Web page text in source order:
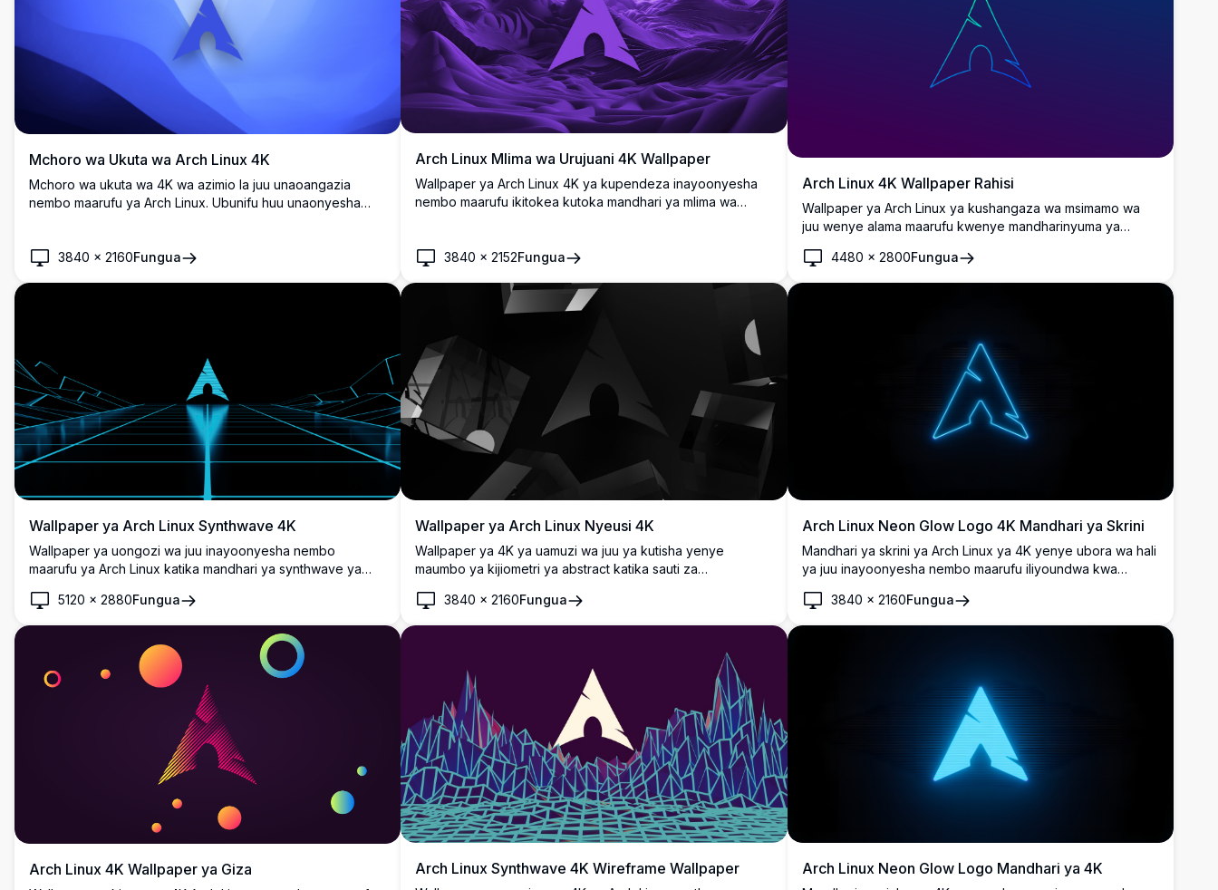
Mchoro wa Ukuta wa Arch Linux 4K
Mchoro wa ukuta wa 4K wa azimio la juu unaoangazia
nembo maarufu ya Arch Linux. Ubunifu huu unaonyesha
mandhari ya eneo-kazi ya minimalistic na maridadi.
3840 × 2160Fungua
Arch Linux Mlima wa Urujuani 4K Wallpaper
Wallpaper ya Arch Linux 4K ya kupendeza inayoonyesha
nembo maarufu ikitokea kutoka mandhari ya mlima wa
skrini za desktop na simu zinazotafuta urembo wa
3840 ×2152Fungua
Arch Linux 4K Wallpaper Rahisi
Wallpaper ya Arch Linux ya kushangaza wa msimamo wa
juu wenye alama maarufu kwenye mandharinyuma ya
na muundo safi, wa kirahisi unaonyesha alama ya kipekee
ya Arch katika ubora mkali wa 4K.
4480 × 2800Fungua
Wallpaper ya Arch Linux Synthwave 4K
Wallpaper ya uongozi wa juu inayoonyesha nembo
maarufu ya Arch Linux katika mandhari ya synthwave ya
neon za kijiometri na usanifu wa pembe tatu unaong'aa,
kuunda mchanganyiko kamili wa muundo wa retro-futuristic
na utamaduni wa kompyuta ya chanzo huria.
5120 × 2880Fungua
Wallpaper ya Arch Linux Nyeusi 4K
Wallpaper ya 4K ya uamuzi wa juu ya kutisha yenye
maumbo ya kijiometri ya abstract katika sauti za
wanaotafuta mandhari ya desktop ya minimalist, ya kisasa
yenye vipengele vya muundo wa hali ya juu vya nyeusi na
3840 ×2160Fungua
Arch Linux Neon Glow Logo 4K Mandhari ya Skrini
Mandhari ya skrini ya Arch Linux ya 4K yenye ubora wa hali
ya juu inayoonyesha nembo maarufu iliyoundwa kwa
inayofaa kwa meza za giza na wapenzi wa Linux.
3840 × 2160Fungua
Arch Linux 4K Wallpaper ya Giza Arch Linux Synthwave 4K Wireframe Wallpaper Arch Linux Neon Glow Logo Mandhari ya 4K